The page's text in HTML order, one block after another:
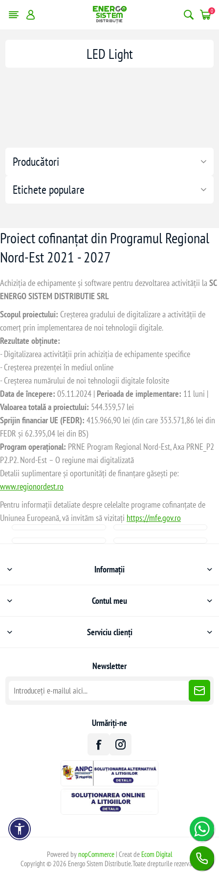
0
Producători
Etichete populare
LED Light
Proiect cofinanțat din Programul Regional
Nord-Est 2021 - 2027
Achiziția de echipamente și software pentru dezvoltarea activității laSC
ENERGO SISTEM DISTRIBUTIE SRL
Scopul proiectului: Creșterea gradului de digitalizare a activității de
comerț prin implementarea de noi tehnologii digitale.
Rezultate obținute:
- Digitalizarea activității prin achiziția de echipamente specifice
- Creșterea prezenței în mediul online
- Creșterea numărului de noi tehnologii digitale folosite
Data de începere: 05.11.2024 | Perioada de implementare: 11 luni |
Valoarea totală a proiectului: 544.359,57 lei
Sprijin financiar UE (FEDR): 415.966,90 lei (din care 353.571,86 lei din
FEDR și 62.395,04 lei din BS)
Program operațional: PRNE Program Regional Nord-Est, Axa PRNE_P2
P2.P2. Nord-Est – O regiune mai digitalizată
Detalii suplimentare și oportunități de finanțare găsești pe:
www.regionordest.ro
Pentru informații detaliate despre celelalte programe cofinanțate de
Uniunea Europeană, vă invităm să vizitați https://mfe.gov.ro
Informații
Contul meu
Serviciu clienți
Newsletter
Urmăriți-ne
Powered bynopCommerce| Creat de Ecom Digital
Copyright © 2026 Energo Sistem Distributie.Toate drepturile rezervate.